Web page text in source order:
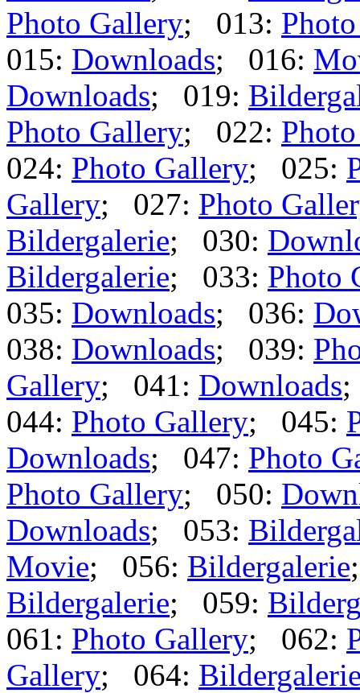
Photo Gallery; 013:
015: Downloads; 016:
Downloads; 019:
Photo Gallery; 022:
024: Photo Gallery; 025:
Gallery; 027: Photo
Bildergalerie; 030:
Bildergalerie; 033: Photo
035: Downloads; 036:
038: Downloads; 039:
Gallery; 041: Downloads
044: Photo Gallery; 045:
Downloads; 047: Photo
Photo Gallery; 050:
Downloads; 053:
Movie; 056: Bildergalerie
Bildergalerie; 059:
061: Photo Gallery; 062:
Gallery; 064: